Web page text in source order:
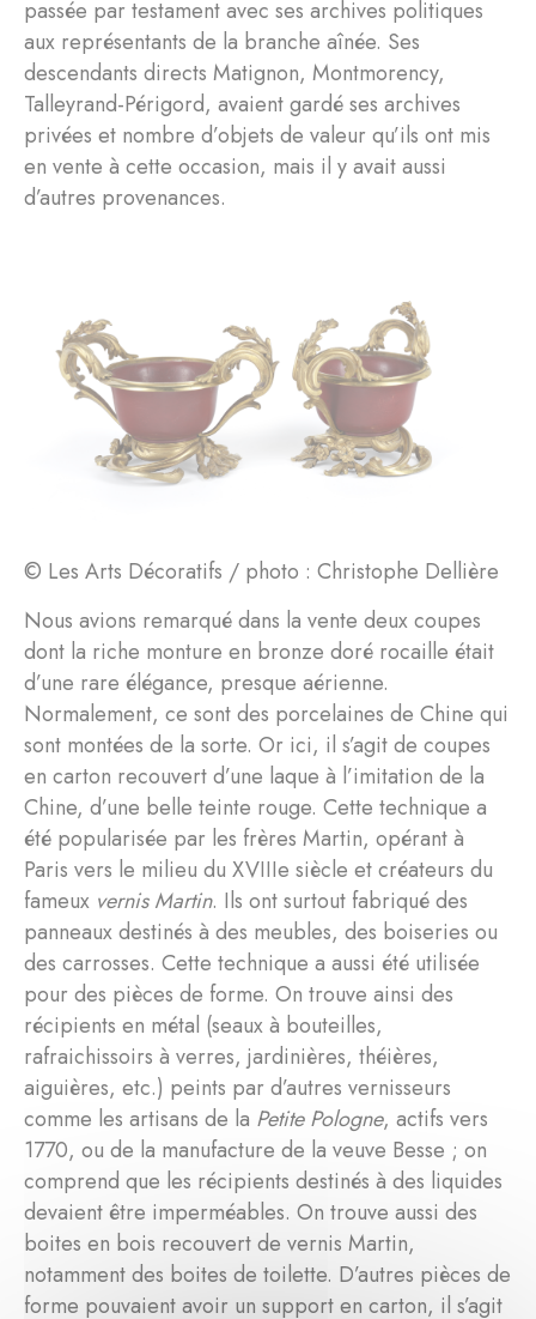
passée par testament avec ses archives politiques
aux représentants de la branche aînée. Ses
descendants directs Matignon, Montmorency,
Talleyrand-Périgord, avaient gardé ses archives
privées et nombre d’objets de valeur qu’ils ont mis
en vente à cette occasion, mais il y avait aussi
d’autres provenances.
© Les Arts Décoratifs / photo : Christophe Dellière
Nous avions remarqué dans la vente deux coupes
dont la riche monture en bronze doré rocaille était
d’une rare élégance, presque aérienne.
Normalement, ce sont des porcelaines de Chine qui
sont montées de la sorte. Or ici, il s’agit de coupes
en carton recouvert d’une laque à l’imitation de la
Chine, d’une belle teinte rouge. Cette technique a
été popularisée par les frères Martin, opérant à
Paris vers le milieu du XVIIIe siècle et créateurs du
fameux vernis Martin. Ils ont surtout fabriqué des
panneaux destinés à des meubles, des boiseries ou
des carrosses. Cette technique a aussi été utilisée
pour des pièces de forme. On trouve ainsi des
récipients en métal (seaux à bouteilles,
rafraichissoirs à verres, jardinières, théières,
aiguières, etc.) peints par d’autres vernisseurs
comme les artisans de la Petite Pologne, actifs vers
1770, ou de la manufacture de la veuve Besse ; on
comprend que les récipients destinés à des liquides
devaient être imperméables. On trouve aussi des
boites en bois recouvert de vernis Martin,
notamment des boites de toilette. D’autres pièces de
forme pouvaient avoir un support en carton, il s’agit